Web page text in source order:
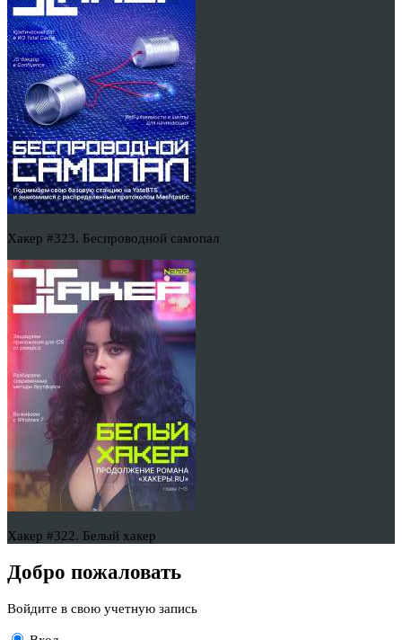
Хакер #323. Беспроводной самопал
Хакер #322. Белый хакер
Добро пожаловать
Войдите в свою учетную запись